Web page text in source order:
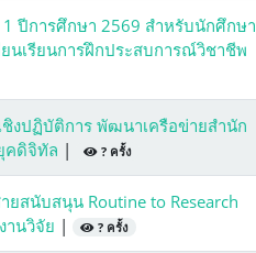
ปีการศึกษา 2569 สำหรับนักศึกษา
เรียนการฝึกประสบการณ์วิชาชีพ
งปฏิบัติการ พัฒนาเครือข่ายสำนัก
คดิจิทัล | ? ครั้ง
ยสนับสนุน Routine to Research
านวิจัย | ? ครั้ง